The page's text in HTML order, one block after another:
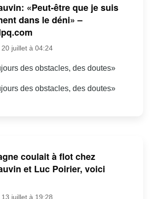
«Peut-être que je suis
dans le déni» –
juillet à 04:24
des obstacles, des doutes»
des obstacles, des doutes»
coulait à flot chez
et Luc Poirier, voici
juillet à 19:28